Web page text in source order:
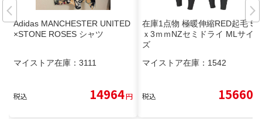
Adidas MANCHESTER UNITED
×STONE ROSES シャツ
マイストア在庫： 3111
税込 14964円
在庫1点物 極暖伸縮RED起毛 5
ｘ3ｍｍNZセミドライ MLサイ
ズ
マイストア在庫： 1542
税込 15660